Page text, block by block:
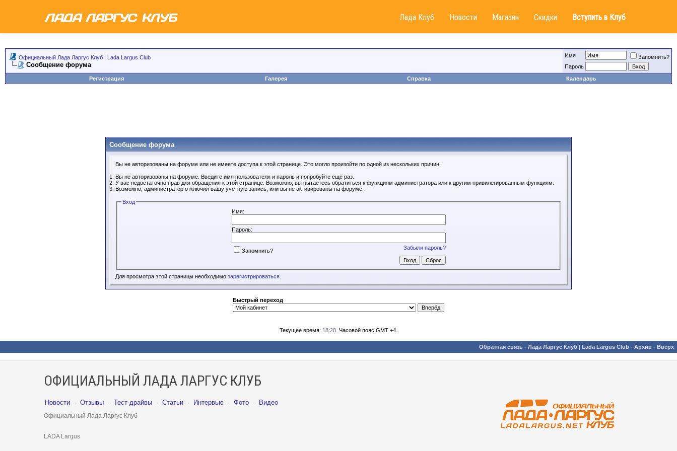
Лада Клуб Новости Магазин Скидки Вступить в Клуб
Официальный Лада Ларгус Клуб | Lada Largus Club
Сообщение форума
Имя
Запомнить?
Пароль
Регистрация
Галерея Справка Календарь
Сообщение форума
Вы не авторизованы на форуме или не имеете доступа к этой странице. Это могло произойти по одной из нескольких причин:
Вы не авторизованы на форуме. Введите имя пользователя и пароль и попробуйте ещё раз.
У вас недостаточно прав для обращения к этой странице. Возможно, вы пытаетесь обратиться к функциям администратора или к другим привилегированным функциям.
Возможно, администратор отключил вашу учётную запись, или вы не активированы на форуме.
Вход
Имя:
Пароль:
Забыли пароль?
Запомнить?
Для просмотра этой страницы необходимо зарегистрироваться
Быстрый переход
Текущее время: 18:28 . Часовой пояс GMT +4.
Обратная связь - Лада Ларгус Клуб | Lada Largus Club - Архив - Вверх
ОФИЦИАЛЬНЫЙ ЛАДА ЛАРГУС КЛУБ
Новости · Отзывы · Тест-драйвы · Статьи · Интервью · Фото · Видео
Официальный Лада Ларгус Клуб
LADA Largus